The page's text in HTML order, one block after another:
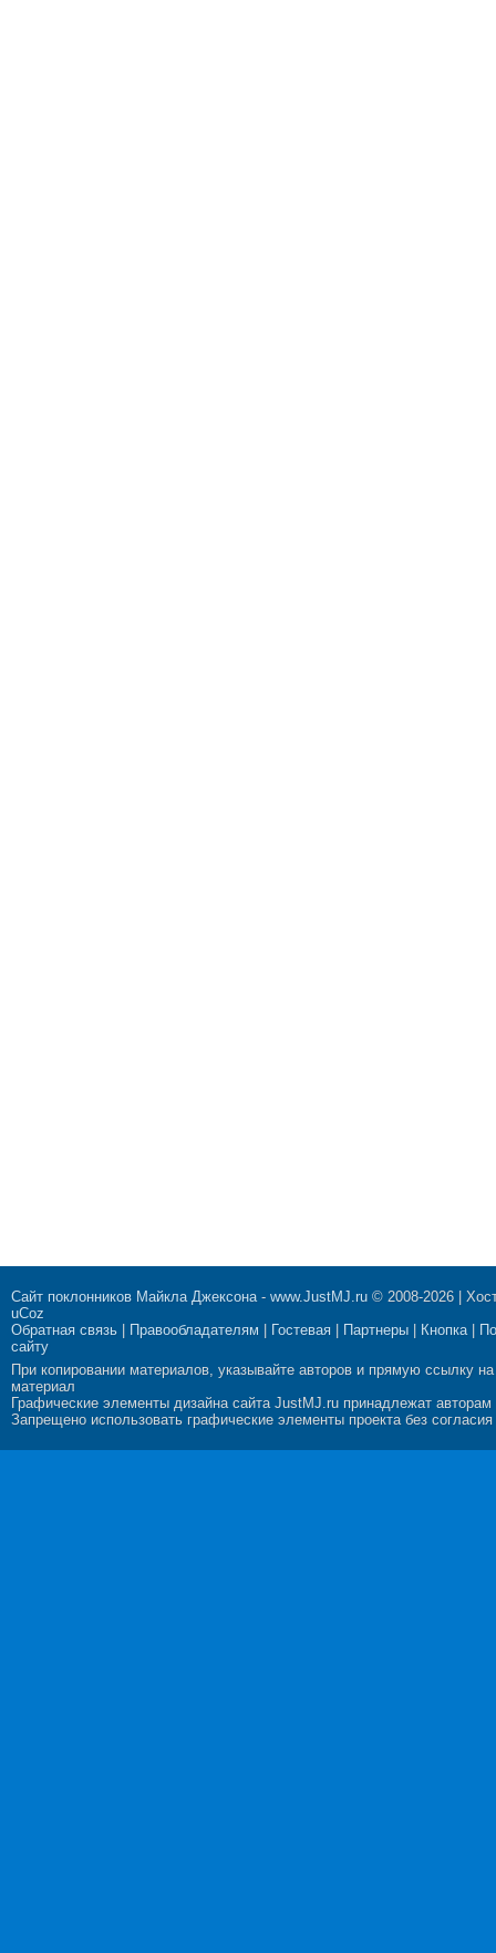
Сайт поклонников Майкла Джексона- www.JustMJ.ru © 2008-2026 |
uCoz
Обратная связь
Правообладателям Гостевая Партнеры Кнопка|
сайту
При копировании материалов, указывайте авторов и прямую ссылку на
материал
Графические элементы дизайна сайта JustMJ.ru принадлежат авторам
Запрещено использовать графические элементы проекта без согласия